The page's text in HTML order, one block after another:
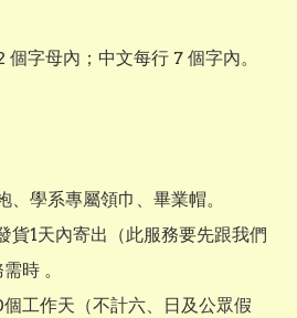
字母內；中文每行 7 個字內。
、學系專屬領巾、畢業帽。
貨1天內寄出（此服務要先跟我們
時 。
工作天（不計六、日及公眾假